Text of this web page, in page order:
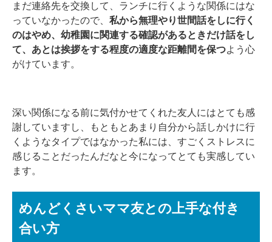
まだ連絡先を交換して、ランチに行くような関係にはな
っていなかったので、 私から無理やり世間話をしに行く
のはやめ、幼稚園に関連する確認があるときだけ話をし
て、あとは挨拶をする程度の適度な距離間を保つよう心
がけています。
深い関係になる前に気付かせてくれた友人にはとても感
謝していますし、もともとあまり自分から話しかけに行
くようなタイプではなかった私には、すごくストレスに
感じることだったんだなと今になってとても実感してい
ます。
めんどくさいママ友との上手な付き
合い方